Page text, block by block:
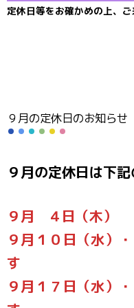
定休日等をお確かめの上、ご
９月の定休日のお知らせ
９月の定休日は下記
９月 ４日（木）
９月１０日（水）
す
９月１７日（水）